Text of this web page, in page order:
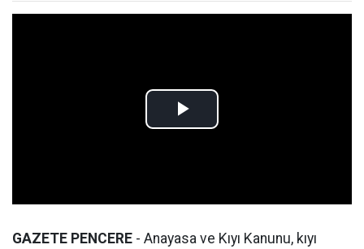
GAZETE PENCERE - Anayasa ve Kıyı Kanunu, kıyı